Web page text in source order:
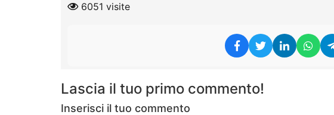
6051 visite
Lascia il tuo primo commento!
Inserisci il tuo commento